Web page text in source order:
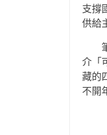
支撐
供給
介「
藏的
不開